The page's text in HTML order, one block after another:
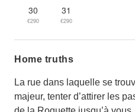
30
€290
31
€290
Home truths
La rue dans laquelle se
majeur, tenter d’attirer les